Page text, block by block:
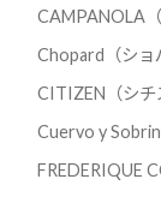
CAMPANOLA（
Chopard（ショ
CITIZEN（シチ
Cuervo y
FREDERIQUE